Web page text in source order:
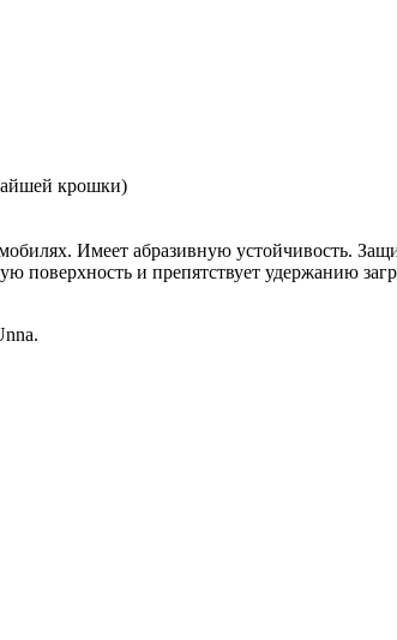
крошки)
Имеет абразивную устойчивость.
поверхность и препятствует удержанию